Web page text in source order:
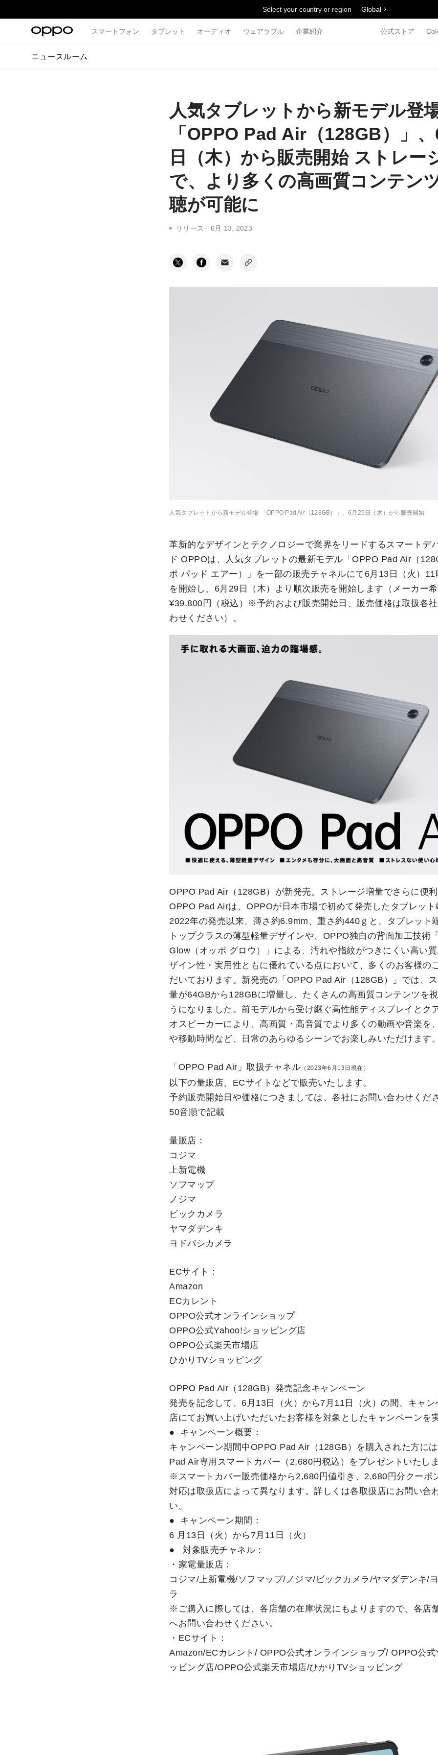
Select your country or region Global
スマートフォン タブレット オーディオ ウェアラブル 企業紹介 公式ストア
ニュースルーム
人気タブレットから新モデル登
「OPPO Pad Air（128GB）」
日（木）から販売開始 ストレー
で、より多くの高画質コンテン
聴が可能に
リリース · 6月 13, 2023
人気タブレットから新モデル登場 「OPPO Pad Air（128GB）」、6月29日（木）から販売開始
革新的なデザインとテクノロジーで業界をリードするスマートデ
ド OPPOは、人気タブレットの最新モデル「OPPO Pad Air（
ポ パッド エアー）」を一部の販売チャネルにて6月13日（火）11
を開始し、6月29日（木）より順次販売を開始します（メーカー
¥39,800円（税込）※予約および販売開始日、販売価格は取扱各
わせください）。
OPPO Pad Air（128GB）が新発売。ストレージ増量でさらに便
OPPO Pad Airは、OPPOが日本市場で初めて発売したタブレット
2022年の発売以来、薄さ約6.9mm、重さ約440ｇと、タブレット
トップクラスの薄型軽量デザインや、OPPO独自の背面加工技術
Glow（オッポ グロウ）」による、汚れや指紋がつきにくい高い
ザイン性・実用性ともに優れている点において、多くのお客様の
だいております。新発売の「OPPO Pad Air（128GB）」では、
量が64GBから128GBに増量し、たくさんの高画質コンテンツを
うになりました。前モデルから受け継ぐ高性能ディスプレイとク
オスピーカーにより、高画質・高音質でより多くの動画や音楽を
や移動時間など、日常のあらゆるシーンでお楽しみいただけます
「OPPO Pad Air」取扱チャネル （2023年6月13日現在）
以下の量販店、ECサイトなどで販売いたします。
予約販売開始日や価格につきましては、各社にお問い合わせくだ
50音順で記載
量販店：
コジマ
上新電機
ソフマップ
ノジマ
ビックカメラ
ヤマダデンキ
ヨドバシカメラ
ECサイト：
Amazon
ECカレント
OPPO公式オンラインショップ
OPPO公式Yahoo!ショッピング店
OPPO公式楽天市場店
ひかりTVショッピング
OPPO Pad Air（128GB）発売記念キャンペーン
発売を記念して、6月13日（火）から7月11日（火）の間、キャン
店にてお買い上げいただいたお客様を対象としたキャンペーンを
● キャンペーン概要：
キャンペーン期間中OPPO Pad Air（128GB）を購入された方に
Pad Air専用スマートカバー（2,680円税込）をプレゼントいたし
※スマートカバー販売価格から2,680円値引き、2,680円分クーポ
対応は取扱店によって異なります。詳しくは各取扱店にお問い合
い。
● キャンペーン期間：
6 月13日（火）から7月11日（火）
● 対象販売チャネル：
・家電量販店：
コジマ/上新電機/ソフマップ/ノジマ/ビックカメラ/ヤマダデンキ/
ラ
※ご購入に際しては、各店舗の在庫状況にもよりますので、各店
へお問い合わせください。
・ECサイト：
Amazon/ECカレント/ OPPO公式オンラインショップ/ OPPO公
ッピング店/OPPO公式楽天市場店/ひかりTVショッピング